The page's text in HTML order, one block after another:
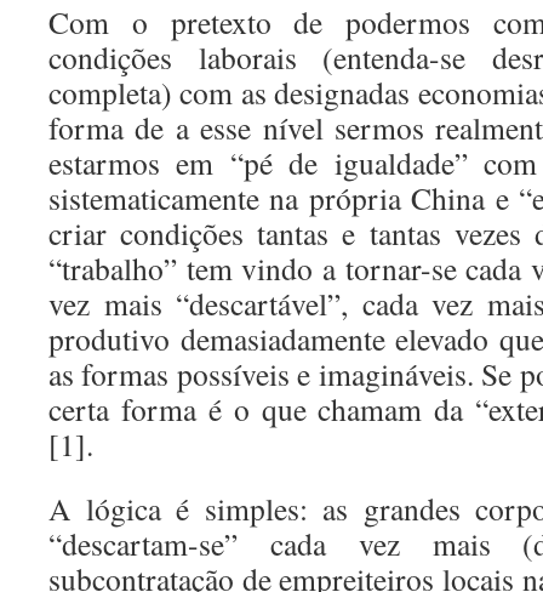
Com o pretexto de podermos
condições laborais (entenda-se
completa) com as designadas
forma de a esse nível sermos
estarmos em “pé de igualdade”
sistematicamente na própria China e
criar condições tantas e tantas vezes
“trabalho” tem vindo a tornar-se cada
vez mais “descartável”, cada vez
produtivo demasiadamente elevado
as formas possíveis e imagináveis. Se
certa forma é o que chamam da
[1].
A lógica é simples: as grandes
“descartam-se” cada vez
subcontratação de empreiteiros locais